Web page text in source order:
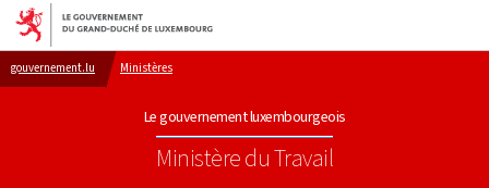
Aller au menu principal
Aller au contenu
gouvernement.lu Ministères
Le gouvernement luxembourgeois
Ministère du Travail